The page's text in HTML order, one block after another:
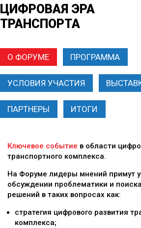
ЦИФРОВАЯ ЭРА
ТРАНСПОРТА
О ФОРУМЕ ПРОГРАММА
УСЛОВИЯ УЧАСТИЯ
ПАРТНЕРЫ ИТОГИ
Ключевое событие в области
транспортного комплекса.
На Форуме лидеры мнений примут
обсуждении проблематики и
решений в таких вопросах как:
стратегия цифрового развития
комплекса;